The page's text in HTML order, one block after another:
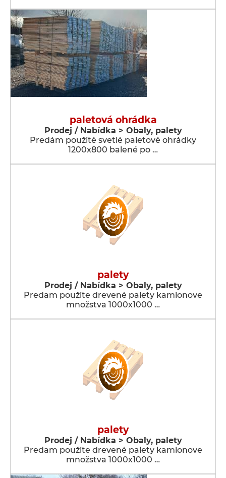
paletová ohrádka
Prodej / Nabídka > Obaly, palety
Predám použité svetlé paletové ohrádky
1200x800 balené po …
palety
Prodej / Nabídka > Obaly, palety
Predam použite drevené palety kamionove
množstva 1000x1000 …
palety
Prodej / Nabídka > Obaly, palety
Predam použite drevené palety kamionove
množstva 1000x1000 …